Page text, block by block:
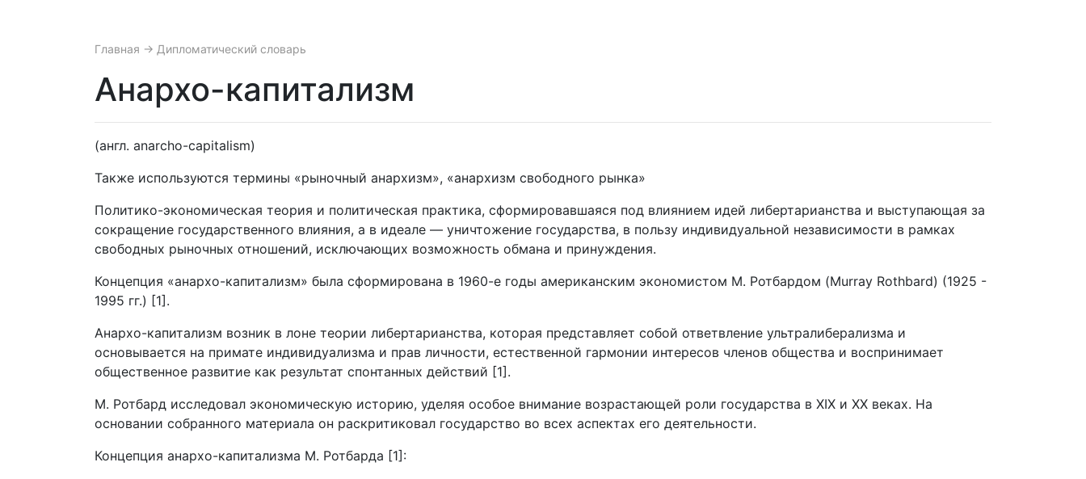
Главная → Дипломатический словарь
Анархо-капитализм
(англ. anarcho-capitalism)
Также используются термины «рыночный анархизм», «анархизм свободного рынка»
Политико-экономическая теория и политическая практика, сформировавшаяся под влиянием идей либертарианства и выступающая за
сокращение государственного влияния, а в идеале — уничтожение государства, в пользу индивидуальной независимости в рамках
свободных рыночных отношений, исключающих возможность обмана и принуждения.
Концепция «анархо-капитализм» была сформирована в 1960-е годы американским экономистом М. Ротбардом (Murray Rothbard) (1925 -
1995 гг.) [1].
Анархо-капитализм возник в лоне теории либертарианства, которая представляет собой ответвление ультралиберализма и
основывается на примате индивидуализма и прав личности, естественной гармонии интересов членов общества и воспринимает
общественное развитие как результат спонтанных действий [1].
М. Ротбард исследовал экономическую историю, уделяя особое внимание возрастающей роли государства в XIX и XX веках. На
основании собранного материала он раскритиковал государство во всех аспектах его деятельности.
Концепция анархо-капитализма М. Ротбарда [1]: